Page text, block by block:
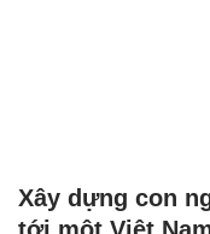
Xây dựng con